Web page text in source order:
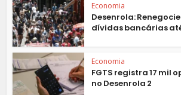
Economia
Desenrola:
dívidas bancárias até
Economia
FGTS registra 17 mil
no Desenrola 2